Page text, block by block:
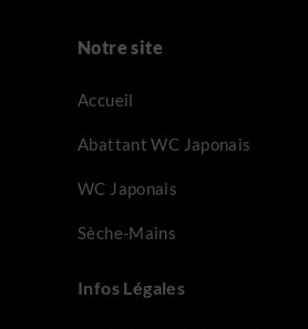
Notre site
Accueil
Abattant WC Japonais
WC Japonais
Sèche-Mains
Infos Légales